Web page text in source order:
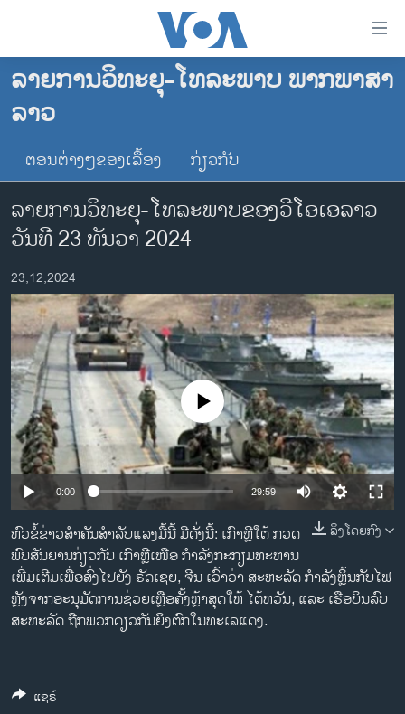
ເຂົ້າ
ຫາ
ຂ້າມ
ຫາ
ຊອກ
ໂຮມເພຈ
ລາວ
ອາເມຣິກາ
ການເລືອກຕັ້ງ ປະທານາທີບໍດີ ສະຫະລັດ 2024
ຂ່າວ​ຈີນ
ເອເຊຍ
ອິດສະຫຼະພາບດ້ານການຂ່າວ
ຊີວິດຊາວລາວ
ຊຸມຊົນຊາວລາວ
ວິທະຍາສາດ-ເທັກໂນໂລຈີ
ທຸລະກິດ
ພາສາອັງກິດ
ວີດີໂອ
ສຽງ
ລາຍການກະຈາຍສຽງ
ລາຍງານ
ຕິດຕາມພວກເຮົາ ທີ່
ພາສາຕ່າງໆ
ລາຍການວິທະຍຸ-ໂທລະພາບ ພາກພາສາ
ລາວ
ຕອນຕ່າງໆຂອງເລື້ອງ ກ່ຽວກັບ
ລາຍການວິທະຍຸ-ໂທລະພາບຂອງວີໂອເອລາວ
ວັນທີ 23 ທັນວາ 2024
23,12,2024
No media source currently available
0:00 29:59
ລິງໂດຍກົງ
ຫົວຂໍ້ຂ່າວສໍາຄັນສໍາລັບແລງມື້ນີ້ ມີດັ່ງນີ້: ເກົາຫຼີໃຕ້ ກວດ
ພົບສັນຍານກ່ຽວກັບ ເກົາຫຼີເໜືອ ກຳລັງກະກຽມທະຫານ
ເພີ່ມເຕີມເພື່ອສົ່ງໄປຍັງ ຣັດເຊຍ, ຈີນ ເວົ້າວ່າ ສະຫະລັດ ກຳລັງຫຼິ້ນກັບໄຟ
ຫຼັງຈາກອະນຸມັດການຊ່ວຍເຫຼືອຄັ້ງຫຼ້າສຸດໃຫ້ ໄຕ້ຫວັນ, ແລະ ເຮືອບິນລົບ
ສະຫະລັດ ຖືກພວກດຽວກັນຍິງຕົກໃນທະເລແດງ.
ແຊຣ໌